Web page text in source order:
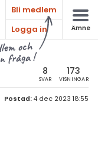
Bli medlem
Logga in
Ämne
och
fråga !
8
SVAR
173
VISNINGAR
Postad: 4 dec 2023 18:55
Alla trådar